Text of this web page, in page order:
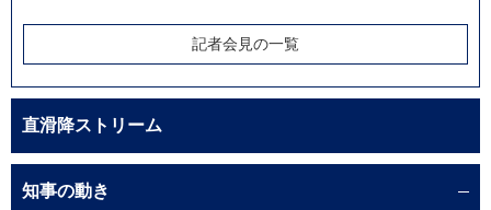
記者会見の一覧
直滑降ストリーム
知事の動き